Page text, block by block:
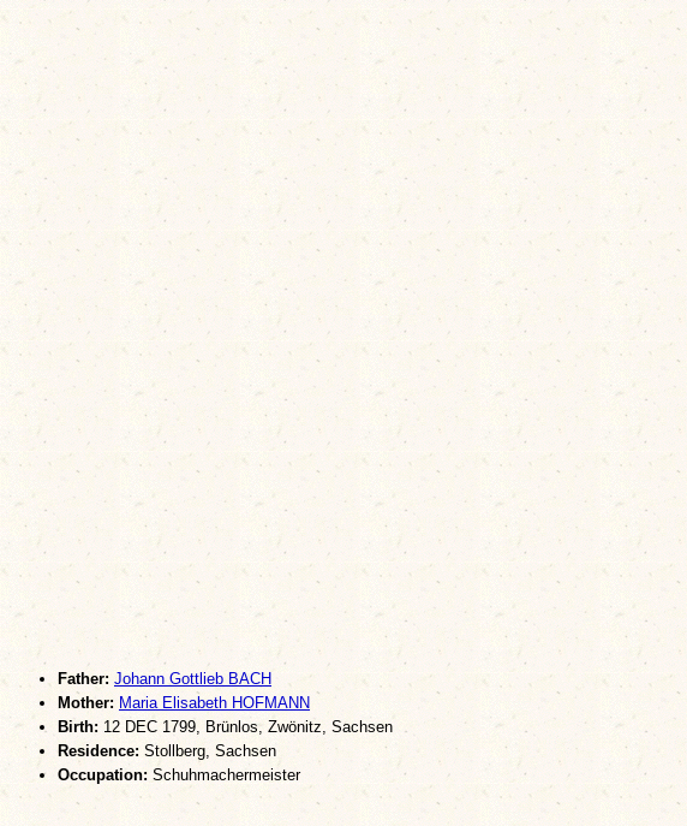
Father: Johann Gottlieb BACH
Mother: Maria Elisabeth HOFMANN
Birth: 12 DEC 1799, Brünlos, Zwönitz, Sachsen
Residence: Stollberg, Sachsen
Occupation: Schuhmachermeister